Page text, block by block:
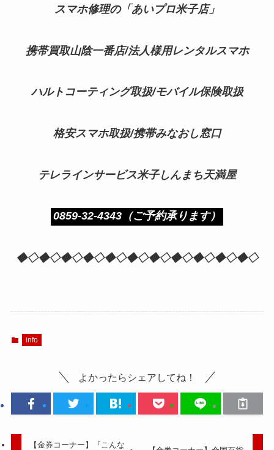
スマホ修理の「あいプロ米子店」
携帯買取山陰一番店/法人様用レンタルスマホ
ハルトコーティング取扱/モバイル保険取扱
格安スマホ取扱/携帯みなおし窓口
テレラインサービス米子しんまち天満屋
0859-32-4343（ご予約承ります）
◆◇◆◇◆◇◆◇◆◇◆◇◆◇◆◇◆◇◆◇◆◇
info
よかったらシェアしてね！
【金券コーナー】『こんな